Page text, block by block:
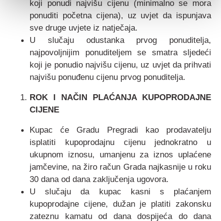
koji ponudi najvišu cijenu (minimalno se mora
ponuditi početna cijena), uz uvjet da ispunjava
sve druge uvjete iz natječaja.
U slučaju odustanka prvog ponuditelja,
najpovoljnijim ponuditeljem se smatra sljedeći
koji je ponudio najvišu cijenu, uz uvjet da prihvati
najvišu ponuđenu cijenu prvog ponuditelja.
ROK I NAČIN PLAĆANJA KUPOPRODAJNE
CIJENE
Kupac će Gradu Pregradi kao prodavatelju
isplatiti kupoprodajnu cijenu jednokratno u
ukupnom iznosu, umanjenu za iznos uplaćene
jamčevine, na žiro račun Grada najkasnije u roku
30 dana od dana zaključenja ugovora.
U slučaju da kupac kasni s plaćanjem
kupoprodajne cijene, dužan je platiti zakonsku
zateznu kamatu od dana dospijeća do dana